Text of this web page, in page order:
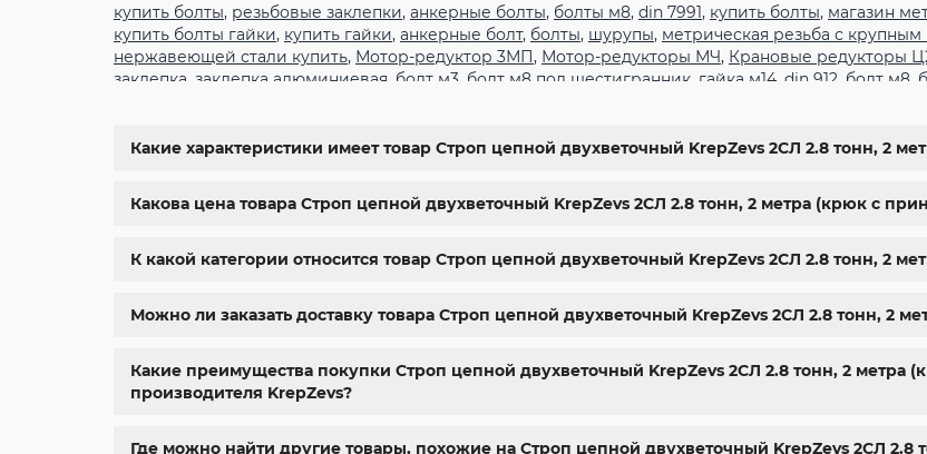
купить болты, резьбовые заклепки, анкерные болты, болты м8, din 7991, купить болты, магазин
купить болты гайки, купить гайки, анкерные болт, болты, шурупы, метрическая резьба с
нержавеющей стали купить, Мотор-редуктор 3МП, Мотор-редукторы МЧ, Крановые редукторы
заклепка заклепка алюминиевая болт м3 болт м8 под шестигранник гайка м14 din 912 болт м8
болты харьков,болты гайки шайбы,болты госты,стопорные гайки,магазин метизов киев,
Какие характеристики имеет товар Строп цепной двухветочный KrepZevs 2СЛ 2.8 тонн, 2
Какова цена товара Строп цепной двухветочный KrepZevs 2СЛ 2.8 тонн, 2 метра (крюк с
К какой категории относится товар Строп цепной двухветочный KrepZevs 2СЛ 2.8 тонн, 2
Можно ли заказать доставку товара Строп цепной двухветочный KrepZevs 2СЛ 2.8 тонн, 2
Какие преимущества покупки Строп цепной двухветочный KrepZevs 2СЛ 2.8 тонн, 2 метра
производителя KrepZevs?
Где можно найти другие товары, похожие на Строп цепной двухветочный KrepZevs 2СЛ